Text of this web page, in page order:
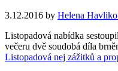
3.12.2016 by Helena
Listopadová nabídka
večeru dvě soudobá díla
Listopadová nej zážitků a